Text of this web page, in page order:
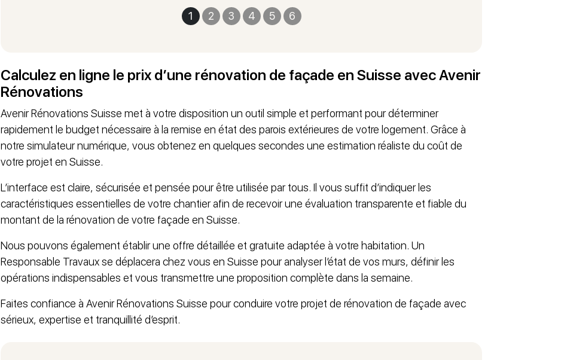
1 2 3 4 5 6
Calculez en ligne le prix d’une rénovation de façade en Suisse avec Avenir
Rénovations
Avenir Rénovations Suisse met à votre disposition un outil simple et performant pour déterminer
rapidement le budget nécessaire à la remise en état des parois extérieures de votre logement. Grâce à
notre simulateur numérique, vous obtenez en quelques secondes une estimation réaliste du coût de
votre projet en Suisse.
L’interface est claire, sécurisée et pensée pour être utilisée par tous. Il vous suffit d’indiquer les
caractéristiques essentielles de votre chantier afin de recevoir une évaluation transparente et fiable du
montant de la rénovation de votre façade en Suisse.
Nous pouvons également établir une offre détaillée et gratuite adaptée à votre habitation. Un
Responsable Travaux se déplacera chez vous en Suisse pour analyser l’état de vos murs, définir les
opérations indispensables et vous transmettre une proposition complète dans la semaine.
Faites confiance à Avenir Rénovations Suisse pour conduire votre projet de rénovation de façade avec
sérieux, expertise et tranquillité d’esprit.